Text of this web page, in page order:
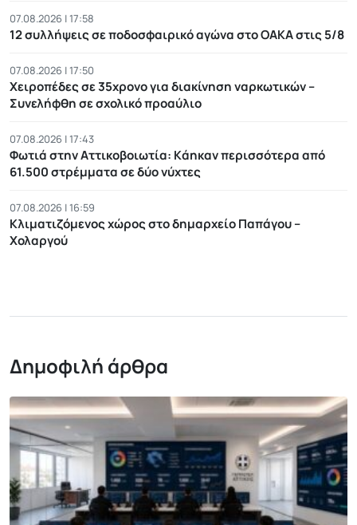
07.08.2026 | 17:58
12 συλλήψεις σε ποδοσφαιρικό αγώνα στο ΟΑΚΑ στις 5/8
07.08.2026 | 17:50
Χειροπέδες σε 35χρονο για διακίνηση ναρκωτικών –
Συνελήφθη σε σχολικό προαύλιο
07.08.2026 | 17:43
Φωτιά στην Αττικοβοιωτία: Kάηκαν περισσότερα από
61.500 στρέμματα σε δύο νύχτες
07.08.2026 | 16:59
Κλιματιζόμενος χώρος στο δημαρχείο Παπάγου –
Χολαργού
Δημοφιλή άρθρα